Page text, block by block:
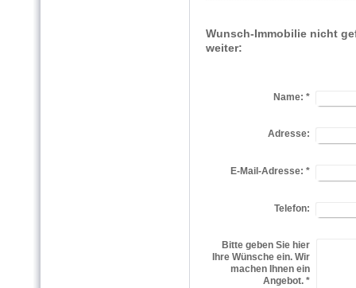
Wunsch-Immobilie nicht
weiter:
Name: *
Adresse:
E-Mail-Adresse: *
Telefon:
Bitte geben Sie hier
Ihre Wünsche ein. Wir
machen Ihnen ein
Angebot. *